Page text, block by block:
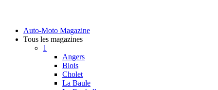
Auto-Moto Magazine
Tous les magazines
1
Angers
Blois
Cholet
La Baule